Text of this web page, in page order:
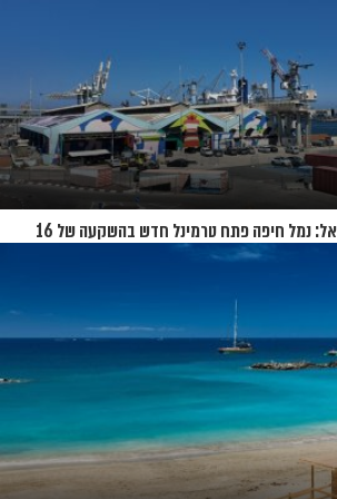
מהפכת הקרוזים של ישראל: נמל חיפה פתח טרמינל חדש בהשקעה של 16